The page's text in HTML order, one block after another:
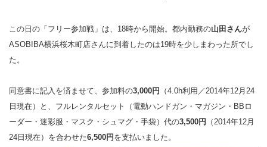
この日の「フリー参加戦」は、18時から開始。都内勤務の山田さんが
ASOBIBA横浜桜木町店さんに到着したのは19時を少しまわった所でし
た。
同意書に記入を済ませて、参加料の3,000円 （4.0h利用／2014年12月24
日現在）と、フルレンタルセット（電動ハンドガン・マガジン・BBロ
ーダー・迷彩服・マスク・シュマグ・手袋）代の3,500円 （2014年12月
24日現在）を合わせた6,500円を支払いました。